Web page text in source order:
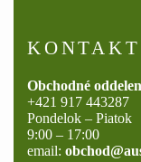
Obchodné
+421 917 443287
Pondelok – Piatok
9:00 – 17:00
email: